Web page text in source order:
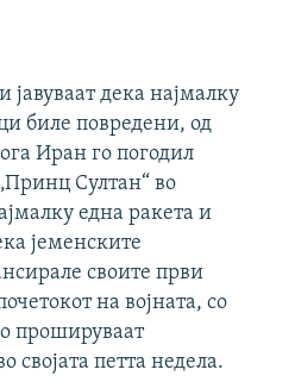
дека најмалку
биле повредени, од
Иран го погодил
Султан“ во
една ракета и
јеменските
своите први
на војната, со
прошируваат
својата петта недела.